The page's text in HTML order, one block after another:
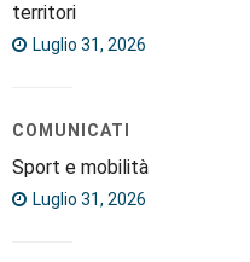
territori
Luglio 31, 2026
COMUNICATI
Sport e mobilità
Luglio 31, 2026